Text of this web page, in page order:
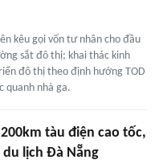
kêu gọi vốn tư nhân cho đầu
sắt đô thị; khai thác kinh
đô thị theo định hướng TOD
quanh nhà ga.
tàu điện cao tốc,
lịch Đà Nẵng